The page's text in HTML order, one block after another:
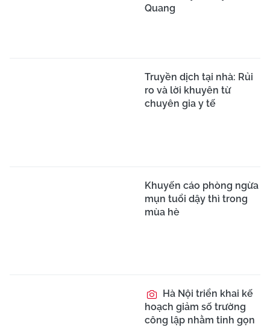
Quang
Truyền dịch tại nhà: Rủi
ro và lời khuyên từ
chuyên gia y tế
Khuyến cáo phòng ngừa
mụn tuổi dậy thì trong
mùa hè
Hà Nội triển khai kế
hoạch giảm số trường
công lập nhằm tinh gọn